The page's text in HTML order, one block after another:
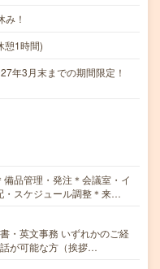
！
1時間)
年3月末までの期間限定！
品管理・発注＊会議室・イ
・スケジュール調整＊来…
・英文事務 いずれかのご経
が可能な方（挨拶…